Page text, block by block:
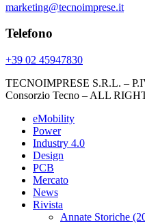
marketing@tecnoimprese.it
Telefono
+39 02 45947830
TECNOIMPRESE S.R.L. –
Consorzio Tecno – ALL
eMobility
Power
Industry 4.0
Design
PCB
Mercato
News
Rivista
Annate Storiche